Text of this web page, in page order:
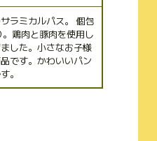
ラミカルパス。 個包
鶏肉と豚肉を使用し
した。小さなお子様
です。かわいいパン
。